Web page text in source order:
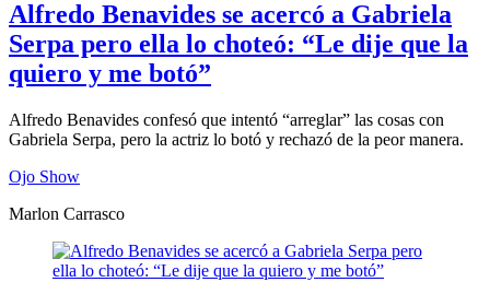
Alfredo Benavides se acercó a Gabriela
Serpa pero ella lo choteó: “Le dije que la
quiero y me botó”
Alfredo Benavides confesó que intentó “arreglar” las cosas con
Gabriela Serpa, pero la actriz lo botó y rechazó de la peor manera.
Ojo Show
Marlon Carrasco